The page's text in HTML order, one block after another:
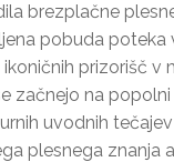
brezplačne
pobuda poteka
prizorišč v
začnejo na
uvodnih
plesnega znanja